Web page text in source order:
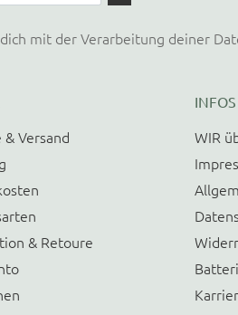
mit der Verarbeitung deiner
Versand
& Retoure
INFOS
WIR